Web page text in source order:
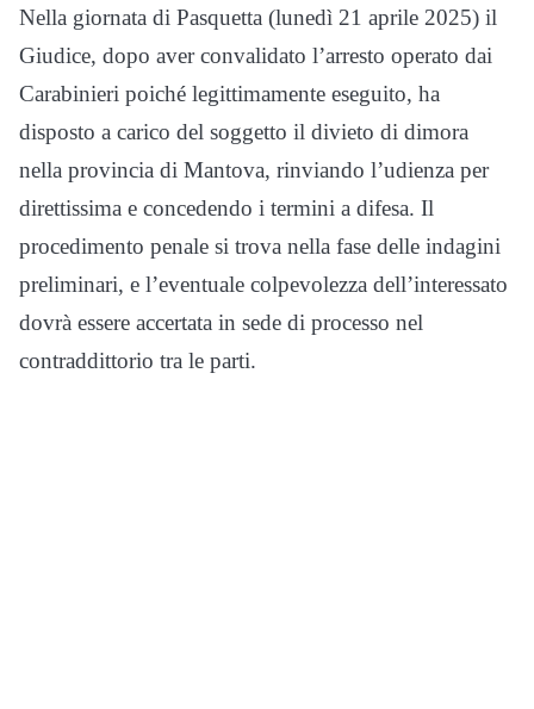
Nella giornata di Pasquetta (lunedì 21 aprile 2025) il
Giudice, dopo aver convalidato l’arresto operato dai
Carabinieri poiché legittimamente eseguito, ha
disposto a carico del soggetto il divieto di dimora
nella provincia di Mantova, rinviando l’udienza per
direttissima e concedendo i termini a difesa. Il
procedimento penale si trova nella fase delle indagini
preliminari, e l’eventuale colpevolezza dell’interessato
dovrà essere accertata in sede di processo nel
contraddittorio tra le parti.